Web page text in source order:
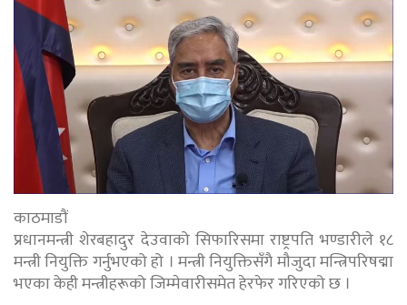
काठमाडौं
प्रधानमन्त्री शेरबहादुर देउवाको सिफारिसमा राष्ट्रपति भण्डारीले १८
मन्त्री नियुक्ति गर्नुभएको हो । मन्त्री नियुक्तिसँगै मौजुदा मन्त्रिपरिषद्मा
भएका केही मन्त्रीहरूको जिम्मेवारीसमेत हेरफेर गरिएको छ ।